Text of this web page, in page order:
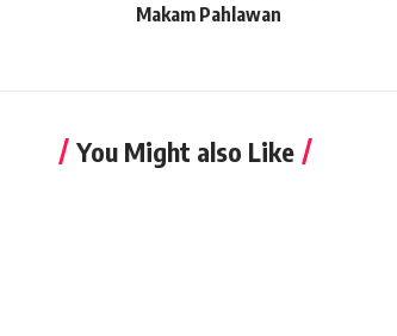
Makam Pahlawan
You Might also Like